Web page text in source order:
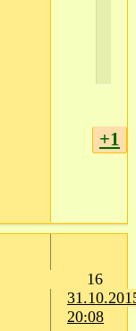
+1
16
20:08